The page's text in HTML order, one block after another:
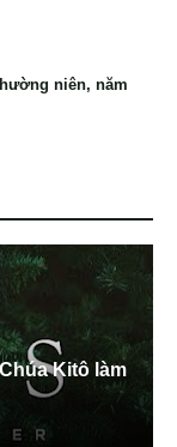
niên, năm
Kitô làm